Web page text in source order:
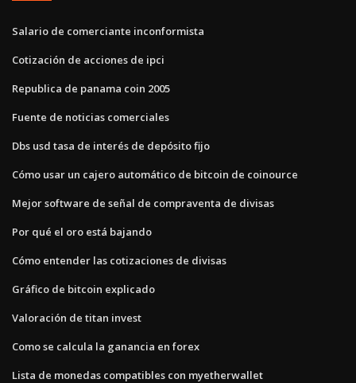
Salario de comerciante inconformista
Cotización de acciones de ipci
Republica de panama coin 2005
Fuente de noticias comerciales
Dbs usd tasa de interés de depósito fijo
Cómo usar un cajero automático de bitcoin de coinource
Mejor software de señal de compraventa de divisas
Por qué el oro está bajando
Cómo entender las cotizaciones de divisas
Gráfico de bitcoin explicado
Valoración de titan invest
Como se calcula la ganancia en forex
Lista de monedas compatibles con myetherwallet